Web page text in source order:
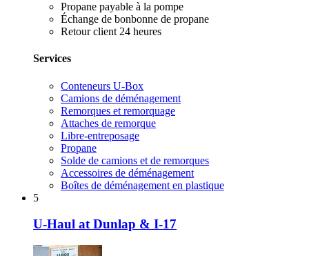
Propane payable à la pompe
Échange de bonbonne de propane
Retour client 24 heures
Services
Conteneurs U-Box
Camions de déménagement
Remorques et remorquage
Attaches de remorque
Libre-entreposage
Propane
Solde de camions et de remorques
Accessoires de déménagement
Boîtes de déménagement en plastique
5
U-Haul at Dunlap & I-17